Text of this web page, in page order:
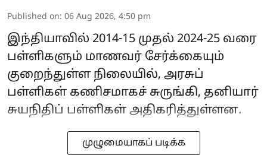
Published on: 06 Aug 2026, 4:50 pm
இந்தியாவில் 2014-15 முதல் 2024-25 வரை
பள்ளிகளும் மாணவர் சேர்க்கையும்
குறைந்துள்ள நிலையில், அரசுப்
பள்ளிகள் கணிசமாகச் சுருங்கி, தனியார்
சுயநிதிப் பள்ளிகள் அதிகரித்துள்ளன.
முழுமையாகப் படிக்க